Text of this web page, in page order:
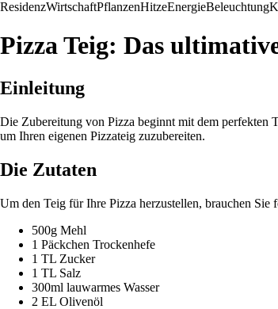
ResidenzWirtschaftPflanzenHitzeEnergieBeleuchtung
Pizza Teig: Das
Einleitung
Die Zubereitung von Pizza beginnt mit dem perfekten
um Ihren eigenen Pizzateig zuzubereiten.
Die Zutaten
Um den Teig für Ihre Pizza herzustellen, brauchen Sie
500g Mehl
1 Päckchen Trockenhefe
1 TL Zucker
1 TL Salz
300ml lauwarmes Wasser
2 EL Olivenöl